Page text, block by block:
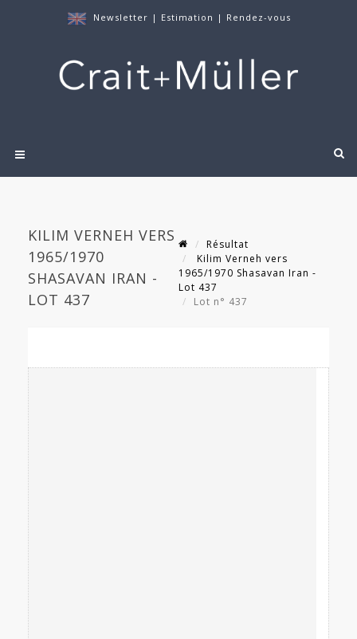
Newsletter | Estimation | Rendez-vous
KILIM VERNEH VERS
1965/1970
SHASAVAN IRAN -
LOT 437
Résultat
Kilim Verneh vers
1965/1970 Shasavan Iran -
Lot 437
Lot n° 437